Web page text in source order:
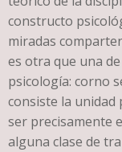
constructo
miradas
es otra que una
psicología: corno
consiste la unidad
ser precisamente
alguna clase de